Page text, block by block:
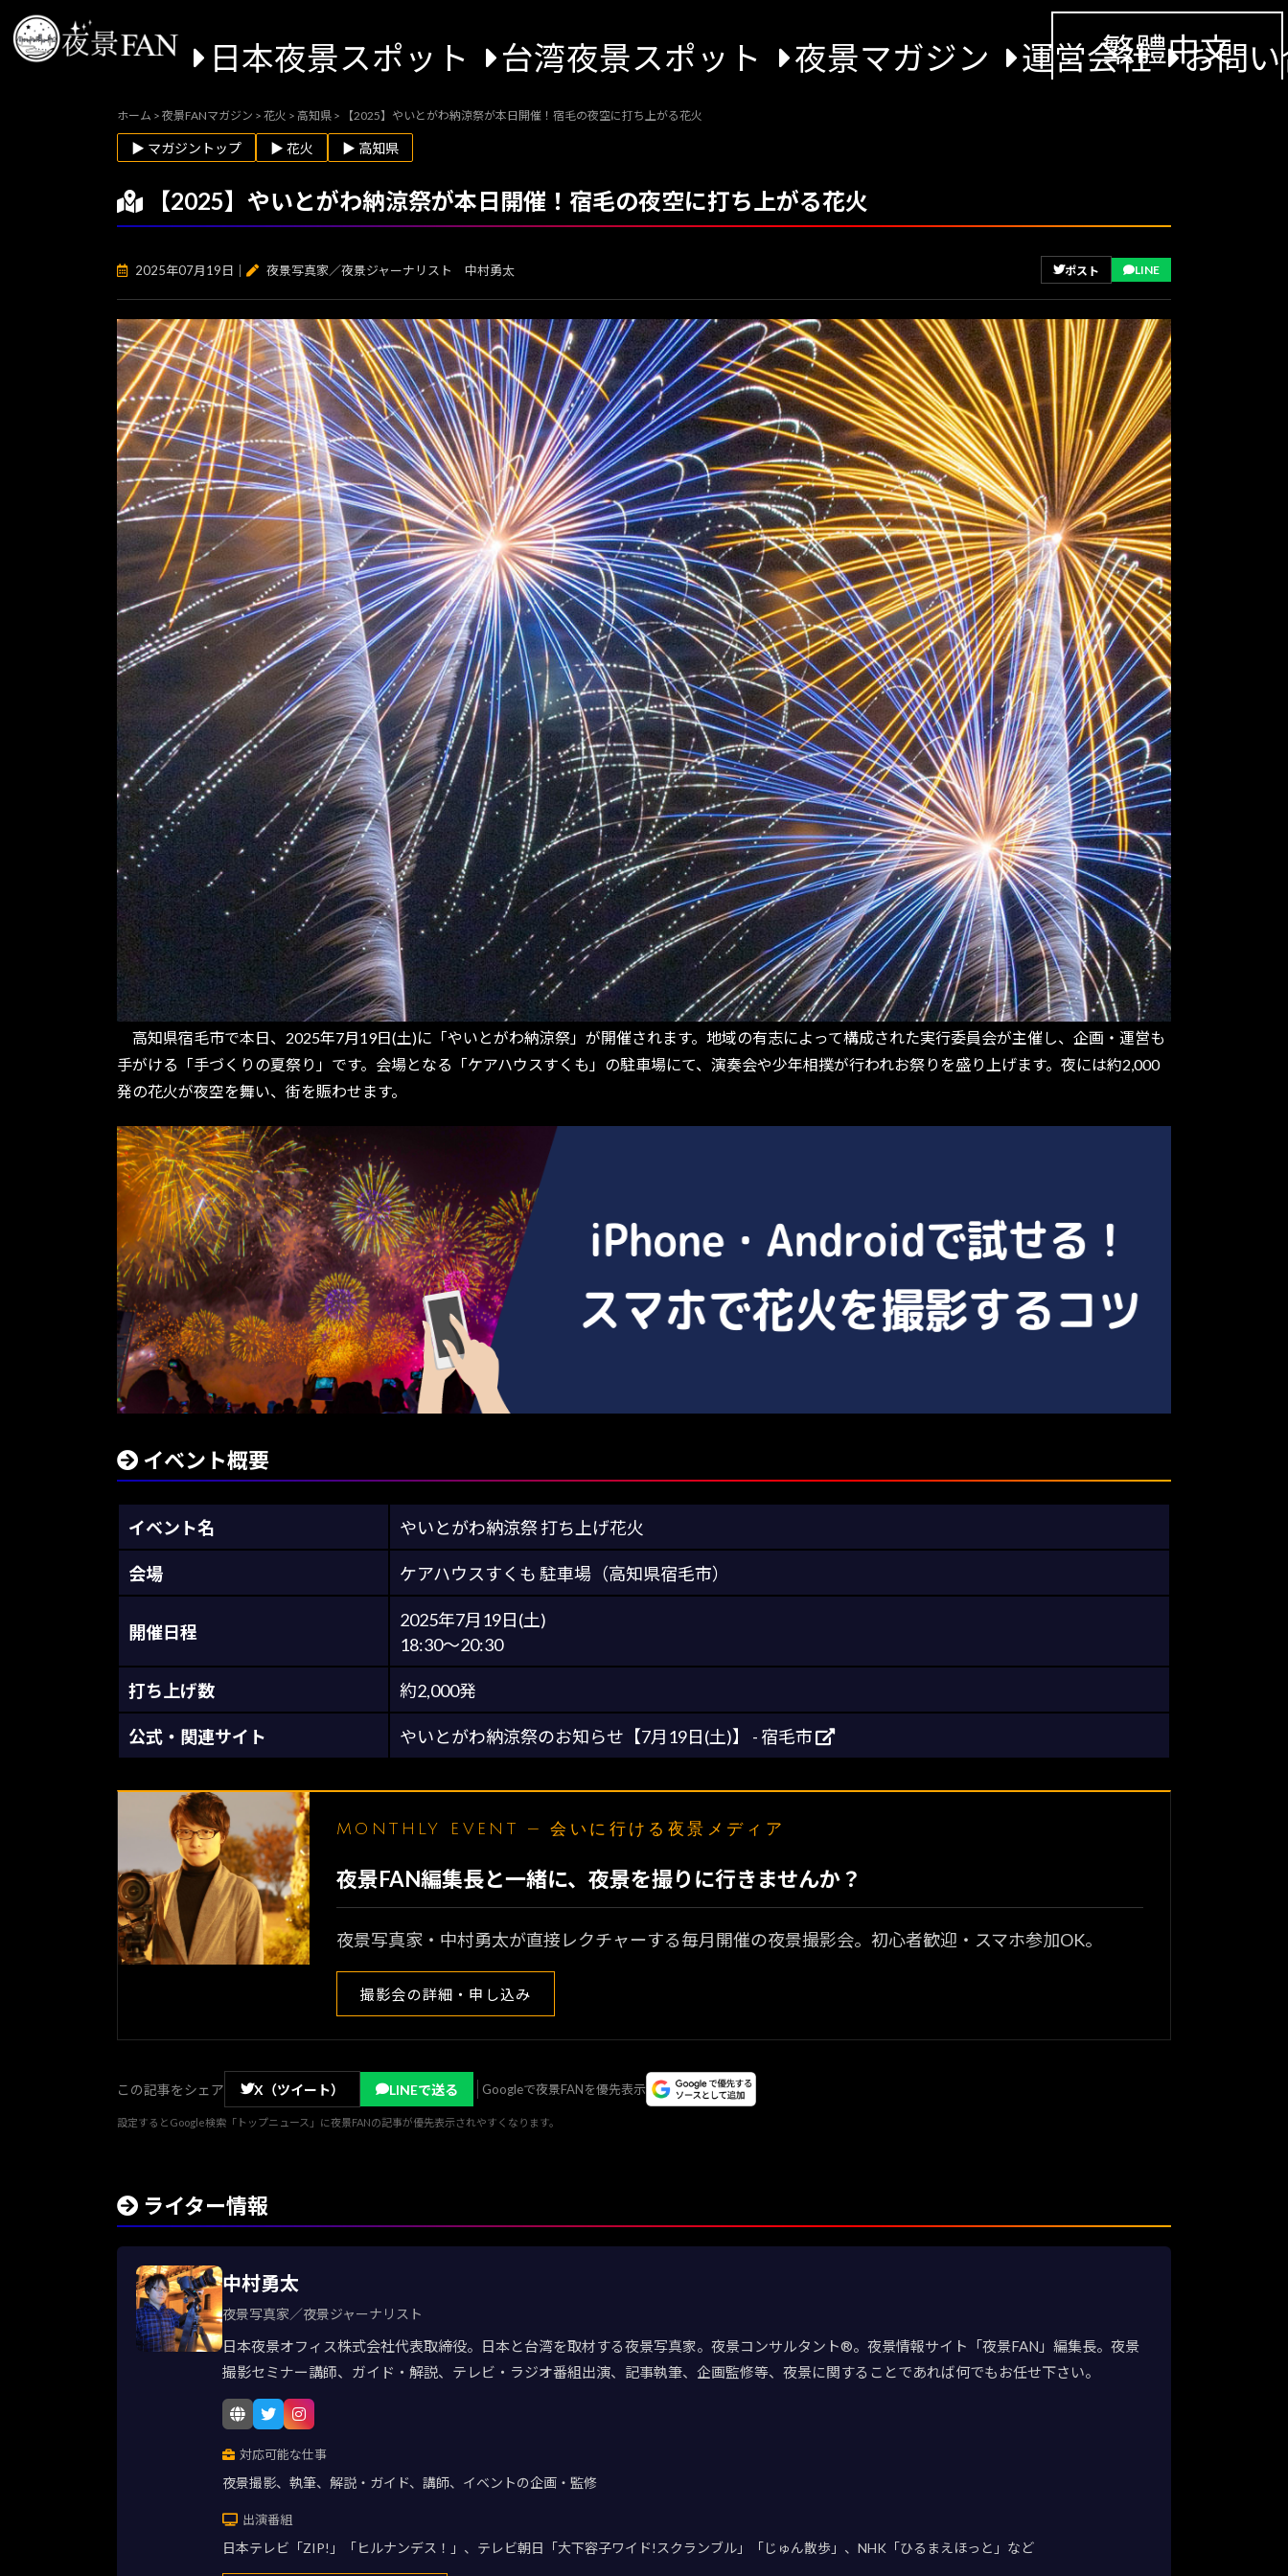
日本夜景スポット 台湾夜景スポット 夜景マガジン 運営会社 お問
繁體中文
ホーム > 夜景FANマガジン > 花火 > 高知県 > 【2025】やいとがわ納涼祭が本日開催！宿毛の夜空に打ち上がる花火
▶ マガジントップ ▶ 花火 ▶ 高知県
【2025】やいとがわ納涼祭が本日開催！宿毛の夜空に打ち上がる花火
2025年07月19日 夜景写真家／夜景ジャーナリスト 中村勇太 ポスト LINE
高知県宿毛市で本日、2025年7月19日(土)に「やいとがわ納涼祭」が開催されます。地域の有志によって構成された実行委員会が主催し、企画・運営も
手がける「手づくりの夏祭り」です。会場となる「ケアハウスすくも」の駐車場にて、演奏会や少年相撲が行われお祭りを盛り上げます。夜には約2,000
発の花火が夜空を舞い、街を賑わせます。
イベント概要
イベント名 やいとがわ納涼祭 打ち上げ花火
会場 ケアハウスすくも 駐車場（高知県宿毛市）
開催日程
2025年7月19日(土)
18:30～20:30
打ち上げ数 約2,000発
公式・関連サイト やいとがわ納涼祭のお知らせ【7月19日(土)】 - 宿毛市
MONTHLY EVENT — 会いに行ける夜景メディア
夜景FAN編集長と一緒に、夜景を撮りに行きませんか？
夜景写真家・中村勇太が直接レクチャーする毎月開催の夜景撮影会。初心者歓迎・スマホ参加OK。
撮影会の詳細・申し込み
この記事をシェア X（ツイート） LINEで送る Googleで夜景FANを優先表示
設定するとGoogle検索「トップニュース」に夜景FANの記事が優先表示されやすくなります。
ライター情報
中村勇太
夜景写真家／夜景ジャーナリスト
日本夜景オフィス株式会社代表取締役。日本と台湾を取材する夜景写真家。夜景コンサルタント®。夜景情報サイト「夜景FAN」編集長。夜景
撮影セミナー講師、ガイド・解説、テレビ・ラジオ番組出演、記事執筆、企画監修等、夜景に関することであれば何でもお任せ下さい。
対応可能な仕事
夜景撮影、執筆、解説・ガイド、講師、イベントの企画・監修
出演番組
日本テレビ「ZIP!」「ヒルナンデス！」、テレビ朝日「大下容子ワイド!スクランブル」「じゅん散歩」、NHK「ひるまえほっと」など